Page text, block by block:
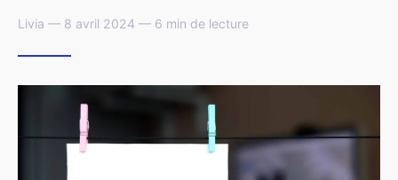
Livia — 8 avril 2024 — 6 min de lecture